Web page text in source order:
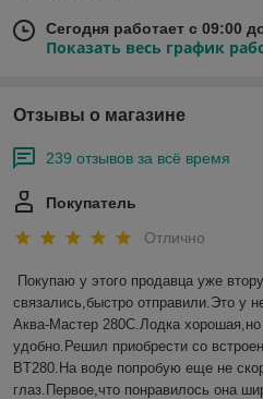
Сегодня работает с 09:00
Показать весь график
Отзывы о магазине
239 отзывов за всё время
Покупатель
Отлично
Покупаю у этого продавца уже
связались,быстро отправили.Это у
Аква-Мастер 280С.Лодка
удобно.Решил приобрести со
BT280.На воде попробую еще не
глаз.Первое,что понравилось она